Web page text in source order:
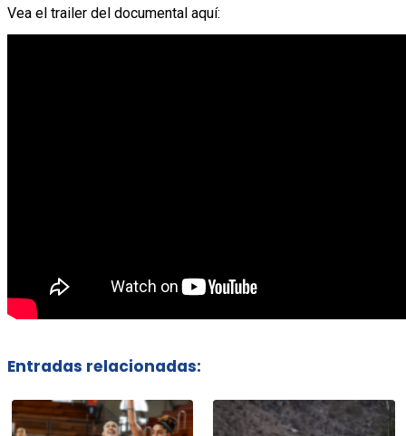
Vea el trailer del documental aquí:
Entradas relacionadas: